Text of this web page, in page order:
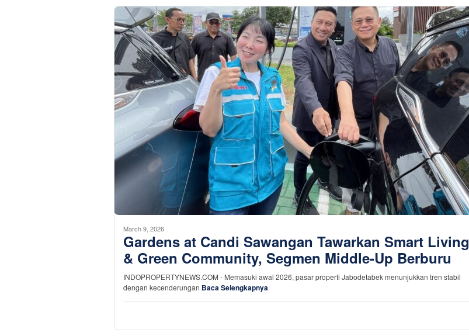
March 9, 2026
Gardens at Candi Sawangan Tawarkan Smart Living
& Green Community, Segmen Middle-Up Berburu
INDOPROPERTYNEWS.COM - Memasuki awal 2026, pasar properti Jabodetabek menunjukkan tren stabil
dengan kecenderungan Baca Selengkapnya